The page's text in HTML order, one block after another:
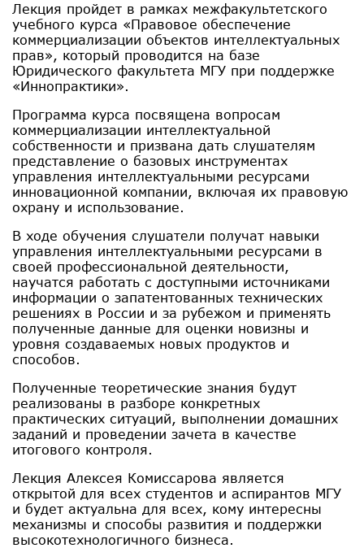
Лекция пройдет в рамках межфакультетского
учебного курса «Правовое обеспечение
коммерциализации объектов интеллектуальных
прав», который проводится на базе
Юридического факультета МГУ при поддержке
«Иннопрактики».
Программа курса посвящена вопросам
коммерциализации интеллектуальной
собственности и призвана дать слушателям
представление о базовых инструментах
управления интеллектуальными ресурсами
инновационной компании, включая их правовую
охрану и использование.
В ходе обучения слушатели получат навыки
управления интеллектуальными ресурсами в
своей профессиональной деятельности,
научатся работать с доступными источниками
информации о запатентованных технических
решениях в России и за рубежом и применять
полученные данные для оценки новизны и
уровня создаваемых новых продуктов и
способов.
Полученные теоретические знания будут
реализованы в разборе конкретных
практических ситуаций, выполнении домашних
заданий и проведении зачета в качестве
итогового контроля.
Лекция Алексея Комиссарова является
открытой для всех студентов и аспирантов МГУ
и будет актуальна для всех, кому интересны
механизмы и способы развития и поддержки
высокотехнологичного бизнеса.